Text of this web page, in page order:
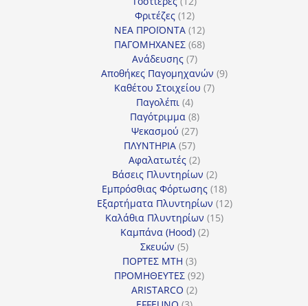
προϊόντα
Φριτέζες 1212
προϊόντα
ΝΕΑ ΠΡΟΪΟΝΤΑ 1212
προϊόντα
ΠΑΓΟΜΗΧΑΝΕΣ 6868
Ανάδευσης 77
προϊόντα
Αποθήκες Παγομηχανών 99
Καθέτου Στοιχείου 77
Παγολέπι 44
προϊόντα
Παγότριμμα 88
προϊόντα
Ψεκασμού 2727
προϊόντα
ΠΛΥΝΤΗΡΙΑ 5757
προϊόντα
Αφαλατωτές 22
προϊόντα
Βάσεις Πλυντηρίων 22
προϊόντα
Εμπρόσθιας Φόρτωσης 1818
προϊόντα
Εξαρτήματα Πλυντηρίων 1212
Καλάθια Πλυντηρίων 1515
Καμπάνα (Hood) 22
Σκευών 55
προϊόντα
ΠΟΡΤΕΣ MTH 33
προϊόντα
ΠΡΟΜΗΘΕΥΤΕΣ 9292
ARISTARCO 22
3